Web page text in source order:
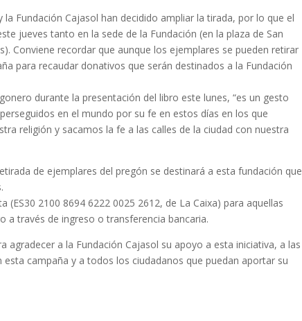
Fundación Cajasol han decidido ampliar la tirada, por lo que el
jueves tanto en la sede de la Fundación (en la plaza de San
Conviene recordar que aunque los ejemplares se pueden retirar
para recaudar donativos que serán destinados a la Fundación
durante la presentación del libro este lunes, “es un gesto
en el mundo por su fe en estos días en los que
religión y sacamos la fe a las calles de la ciudad con nuestra
de ejemplares del pregón se destinará a esta fundación que
2100 8694 6222 0025 2612, de La Caixa) para aquellas
a través de ingreso o transferencia bancaria.
agradecer a la Fundación Cajasol su apoyo a esta iniciativa, a las
campaña y a todos los ciudadanos que puedan aportar su